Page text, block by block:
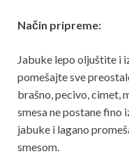
Način pripreme:
Jabuke lepo oljuštite i
pomešajte sve
brašno, pecivo, cimet,
smesa ne postane fino
jabuke i lagano
smesom.